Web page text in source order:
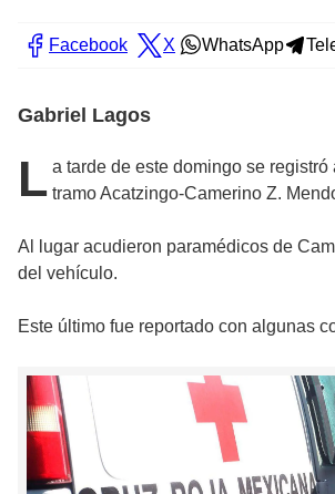
Facebook X WhatsApp
Gabriel Lagos
L a tarde de este domingo se
tramo Acatzingo-Camerino Z.
Al lugar acudieron paramédicos de
del vehículo.
Este último fue reportado con algunas